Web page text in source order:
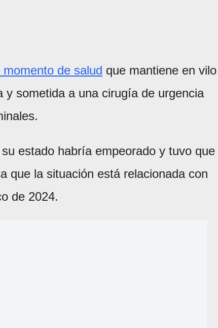
momento de salud que mantiene en vilo
sometida a una cirugía de urgencia
estado habría empeorado y tuvo que
que la situación está relacionada con
de 2024.